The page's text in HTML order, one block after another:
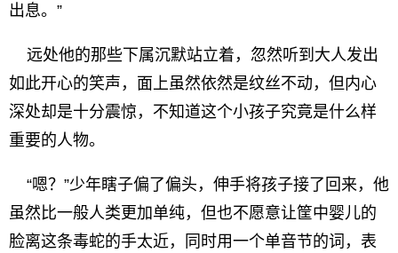
出息。”
远处他的那些下属沉默站立着，忽然听到大人发出
如此开心的笑声，面上虽然依然是纹丝不动，但内心
深处却是十分震惊，不知道这个小孩子究竟是什么样
重要的人物。
“嗯？”少年瞎子偏了偏头，伸手将孩子接了回来，他
虽然比一般人类更加单纯，但也不愿意让筐中婴儿的
脸离这条毒蛇的手太近，同时用一个单音节的词，表